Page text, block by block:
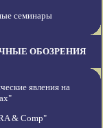
семинары
ОБОЗРЕНИЯ
явления на
& Comp"